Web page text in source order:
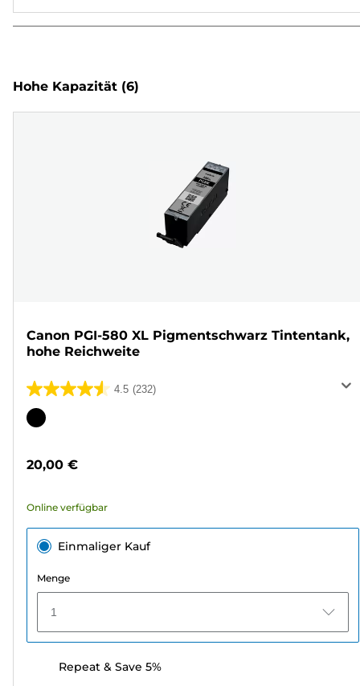
Hohe Kapazität (6)
Canon PGI-580 XL Pigmentschwarz Tintentank,
hohe Reichweite
4.5 (232)
4.5
von
232
Farbpatrone
20,00 €
Online verfügbar
Einmaliger Kauf
Menge
1
Repeat & Save 5%